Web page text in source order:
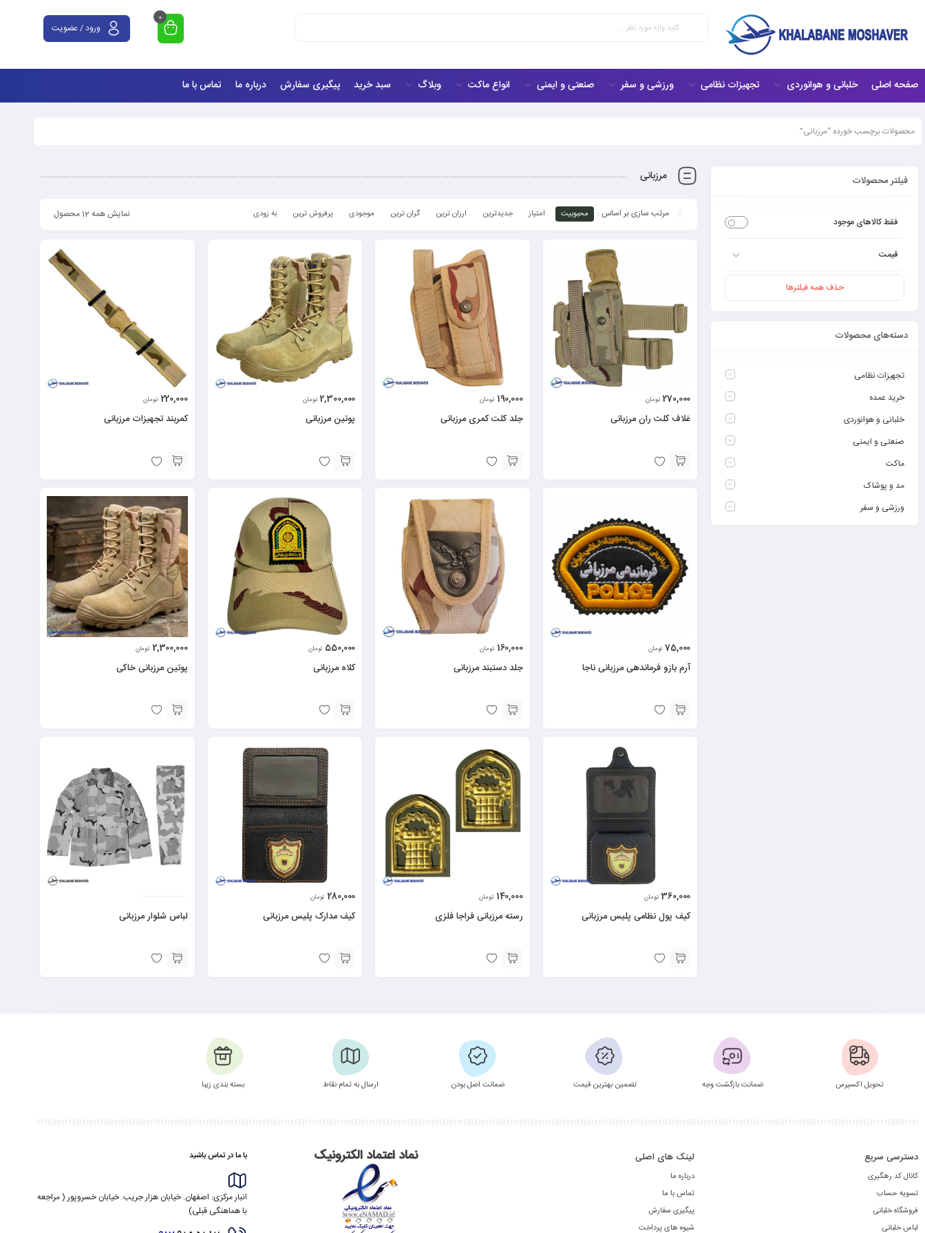
0
ورود / عضویت
صفحه اصلی خلبانی و هوانوردی تجهیزات نظامی ورزشی و سفر صنعتی و ایمنی انواع ماکت وبلاگ سبد خرید پیگیری سفارش درباره ما تماس با ما
محصولات برچسب خورده “مرزبانی”
فیلتر محصولات
فقط کالاهای موجود
قیمت
حذف همه فیلترها
دسته‌های محصولات
تجهیزات نظامی
خرید عمده
خلبانی و هوانوردی
صنعتی و ایمنی
ماکت
مد و پوشاک
ورزشی و سفر
مرزبانی
نمایش همه 12 محصول محبوبیت امتیاز جدیدترین ارزان ترین گران ترین موجودی پرفروش ترین به زودی
270,000 تومان
غلاف کلت ران مرزبانی
190,000 تومان
جلد کلت کمری مرزبانی
2,300,000 تومان
پوتین مرزبانی
220,000 تومان
کمربند تجهیزات مرزبانی
75,000 تومان
آرم بازو فرماندهی مرزبانی ناجا
160,000 تومان
جلد دستبند مرزبانی
550,000 تومان
کلاه مرزبانی
2,300,000 تومان
پوتین مرزبانی خاکی
360,000 تومان
کیف پول نظامی پلیس مرزبانی
140,000 تومان
رسته مرزبانی فراجا فلزی
280,000 تومان
کیف مدارک پلیس مرزبانی لباس شلوار مرزبانی
تحویل اکسپرس ضمانت بازگشت وجه تضمین بهترین قیمت ضمانت اصل بودن ارسال به تمام نقاط بسته بندی زیبا
دسترسی سریع
کانال کد رهگیری
تسویه حساب
فروشگاه خلبانی
لباس خلبانی
لینک های اصلی
درباره ما
تماس با ما
پیگیری سفارش
شیوه های پرداخت
نماد اعتماد الکترونیک با ما در تماس باشید
انبار مرکزی: اصفهان. خیابان هزار جریب. خیابان خسروپور ( مراجعه
با هماهنگی قبلی)